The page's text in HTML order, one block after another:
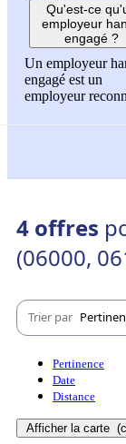
Qu'est-ce
employeur
engagé ?
Un employeur
engagé est un
employeur
4 offres
(06000,
Trier par
Pertinence
Date
Distance
Afficher la carte